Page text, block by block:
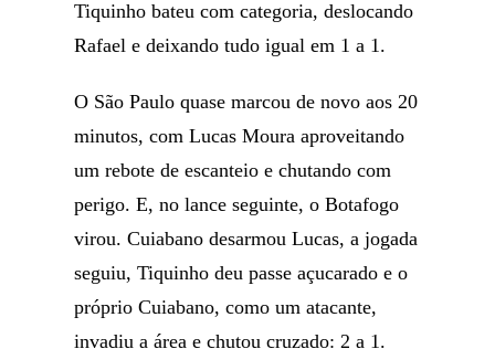
Tiquinho bateu com categoria, deslocando
Rafael e deixando tudo igual em 1 a 1.
O São Paulo quase marcou de novo aos 20
minutos, com Lucas Moura aproveitando
um rebote de escanteio e chutando com
perigo. E, no lance seguinte, o Botafogo
virou. Cuiabano desarmou Lucas, a jogada
seguiu, Tiquinho deu passe açucarado e o
próprio Cuiabano, como um atacante,
invadiu a área e chutou cruzado: 2 a 1.